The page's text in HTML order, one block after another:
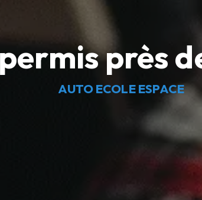
près
AUTO ECOLE ESPACE